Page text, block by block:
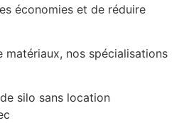
économies et de réduire
matériaux, nos spécialisations
silo sans location